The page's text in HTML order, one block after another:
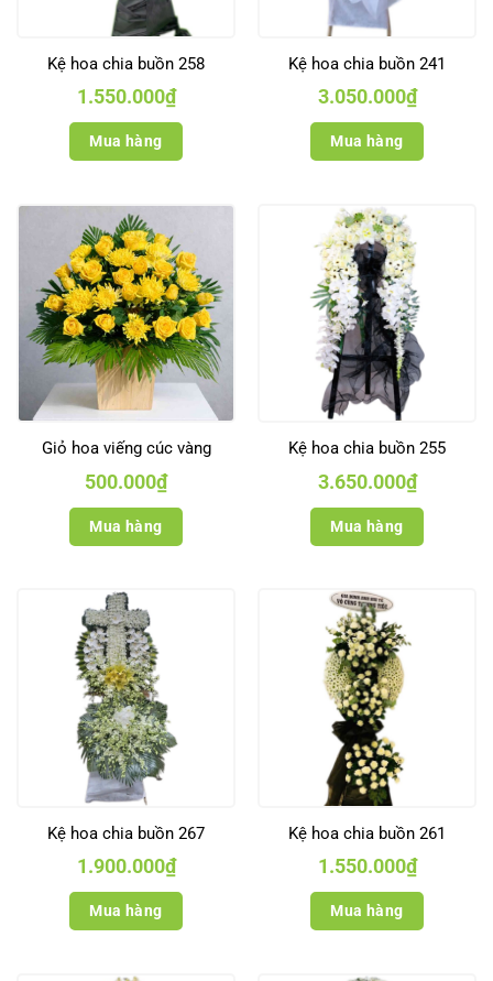
Kệ hoa chia buồn 258
1.550.000₫
Mua hàng
Kệ hoa chia buồn 241
3.050.000₫
Mua hàng
Giỏ hoa viếng cúc vàng
500.000₫
Mua hàng
Kệ hoa chia buồn 255
3.650.000₫
Mua hàng
Kệ hoa chia buồn 267
1.900.000₫
Mua hàng
Kệ hoa chia buồn 261
1.550.000₫
Mua hàng